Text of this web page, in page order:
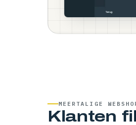
MEERTALIGE
Klanten